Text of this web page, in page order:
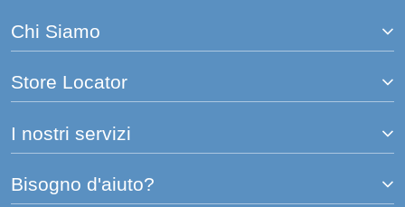
Chi Siamo
Store Locator
I nostri servizi
Bisogno d'aiuto?